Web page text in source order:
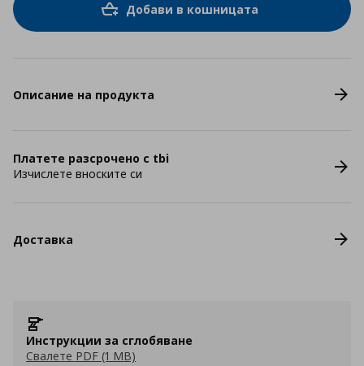
Добави в кошницата
Описание на продукта
Платете разсрочено с tbi
Изчислете вноските си
Доставка
Инструкции за сглобяване
Свалете PDF (1 MB)